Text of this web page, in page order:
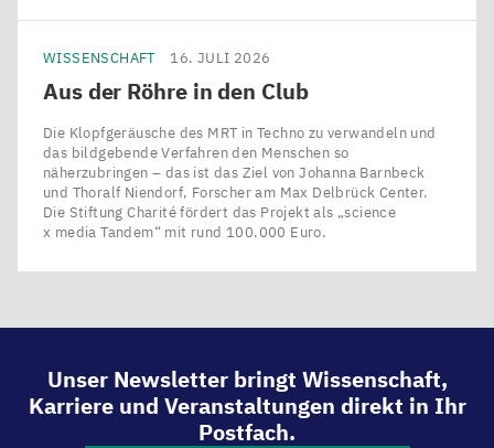
WISSENSCHAFT 16. JULI 2026
Aus der Röhre in den Club
Die Klopfgeräusche des MRT in Techno zu verwandeln und
das bildgebende Verfahren den Menschen so
näherzubringen – das ist das Ziel von Johanna Barnbeck
und Thoralf Niendorf, Forscher am Max Delbrück Center.
Die Stiftung Charité fördert das Projekt als ​„science
x media Tandem“ mit rund 100.000 Euro.
Unser Newsletter bringt Wissenschaft,
Karriere und Veranstaltungen direkt in Ihr
Postfach.